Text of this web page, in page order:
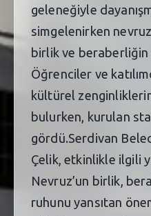
geleneğiyle
simgelenirken
birlik ve beraberliğin
Öğrenciler ve
kültürel
bulurken, kurulan
gördü.Serdivan
Çelik, etkinlikle ilgili
Nevruz’un birlik,
ruhunu yansıtan